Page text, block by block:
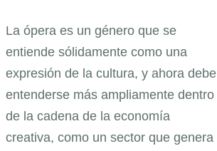
La ópera es un género que se
entiende sólidamente como una
expresión de la cultura, y ahora debe
entenderse más ampliamente dentro
de la cadena de la economía
creativa, como un sector que genera